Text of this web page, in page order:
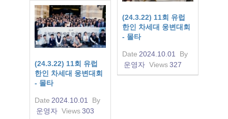
(24.3.22) 11회 유럽
한인 차세대 웅변대회
- 몰타
Date 2024.10.01
By
운영자 Views327
(24.3.22) 11회 유럽
한인 차세대 웅변대회
- 몰타
Date 2024.10.01
By
운영자 Views303